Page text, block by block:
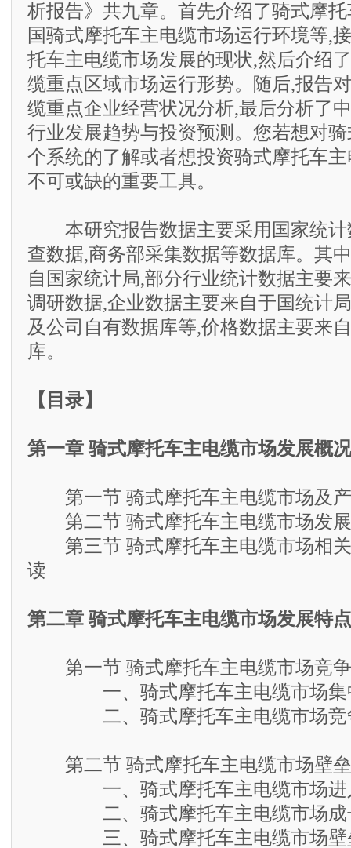
析报告》共九章。首先介绍了骑式摩
国骑式摩托车主电缆市场运行环境等,
托车主电缆市场发展的现状,然后介绍
缆重点区域市场运行形势。随后,报告
缆重点企业经营状况分析,最后分析了
行业发展趋势与投资预测。您若想对
个系统的了解或者想投资骑式摩托车
不可或缺的重要工具。
本研究报告数据主要采用国家统计
查数据,商务部采集数据等数据库。其
自国家统计局,部分行业统计数据主要
调研数据,企业数据主要来自于国统计
及公司自有数据库等,价格数据主要来
库。
【目录】
第一章 骑式摩托车主电缆市场发展概况
第一节 骑式摩托车主电缆市场及
第二节 骑式摩托车主电缆市场发
第三节 骑式摩托车主电缆市场相关
读
第二章 骑式摩托车主电缆市场发展特
第一节 骑式摩托车主电缆市场竞
一、骑式摩托车主电缆市场集
二、骑式摩托车主电缆市场竞
第二节 骑式摩托车主电缆市场壁垒
一、骑式摩托车主电缆市场进
二、骑式摩托车主电缆市场成
三、骑式摩托车主电缆市场壁